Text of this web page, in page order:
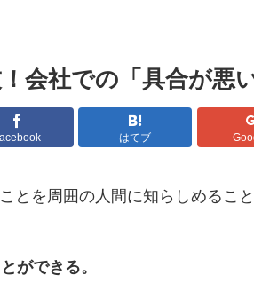
会社での「具合が悪
はてブ
とを周囲の人間に知らしめるこ
ができる。